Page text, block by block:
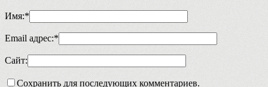
Имя:*
Email адрес:*
Сайт:
Сохранить для последующих комментариев.